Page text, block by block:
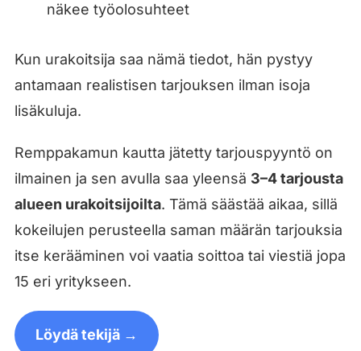
näkee työolosuhteet
Kun urakoitsija saa nämä tiedot, hän pystyy
antamaan realistisen tarjouksen ilman isoja
lisäkuluja.
Remppakamun kautta jätetty tarjouspyyntö on
ilmainen ja sen avulla saa yleensä 3–4 tarjousta
alueen urakoitsijoilta. Tämä säästää aikaa, sillä
kokeilujen perusteella saman määrän tarjouksia
itse kerääminen voi vaatia soittoa tai viestiä jopa
15 eri yritykseen.
Löydä tekijä →